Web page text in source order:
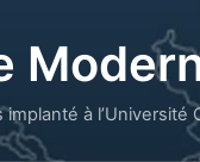
à l’Université